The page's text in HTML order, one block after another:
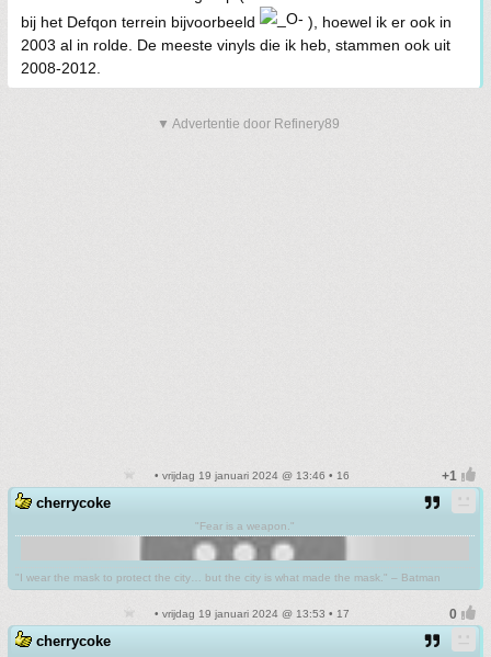
bij het Defqon terrein bijvoorbeeld
), hoewel ik er ook in
2003 al in rolde. De meeste vinyls die ik heb, stammen ook uit
2008-2012.
▼ Advertentie door Refinery89
• vrijdag 19 januari 2024 @ 13:46 • 16
cherrycoke
"Fear is a weapon."
"I wear the mask to protect the city… but the city is what made the mask." – Batman
• vrijdag 19 januari 2024 @ 13:53 • 17
cherrycoke